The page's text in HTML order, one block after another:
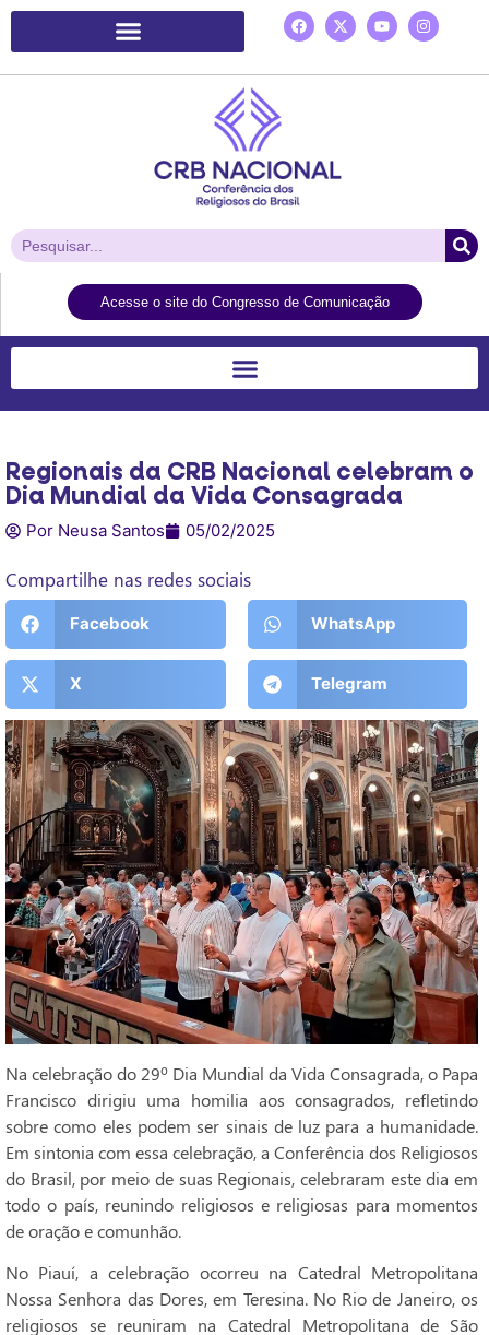
Acesse o site do Congresso de Comunicação
Regionais da CRB Nacional celebram o
Dia Mundial da Vida Consagrada
Por Neusa Santos 05/02/2025
Compartilhe nas redes sociais
Facebook WhatsApp
X Telegram
Na celebração do 29º Dia Mundial da Vida Consagrada, o Papa
Francisco dirigiu uma homilia aos consagrados, refletindo
sobre como eles podem ser sinais de luz para a humanidade.
Em sintonia com essa celebração, a Conferência dos Religiosos
do Brasil, por meio de suas Regionais, celebraram este dia em
todo o país, reunindo religiosos e religiosas para momentos
de oração e comunhão.
No Piauí, a celebração ocorreu na Catedral Metropolitana
Nossa Senhora das Dores, em Teresina. No Rio de Janeiro, os
religiosos se reuniram na Catedral Metropolitana de São